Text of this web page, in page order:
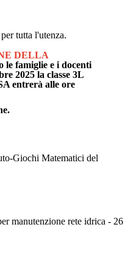
tutta l'utenza.
DELLA
le famiglie e i docenti
2025 la classe 3L
entrerà alle ore
Giochi Matematici del
manutenzione rete idrica - 26